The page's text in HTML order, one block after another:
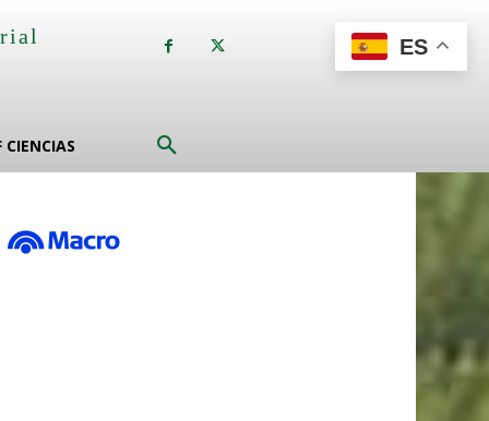
CIENCIAS
ES